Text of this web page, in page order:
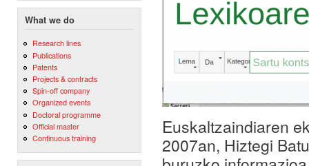
What we do
Research lines
Publications
Patents
Projects & contracts
Spin-off company
Organized events
Doctoral programme
Official master
Continuous training
Euskaltzaindiaren
2007an, Hiztegi